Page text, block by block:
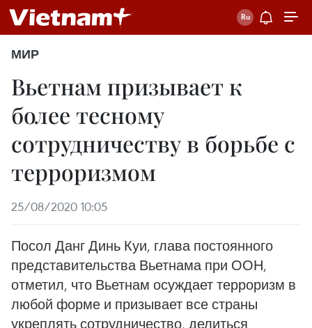
МИР
Вьетнам призывает к
более тесному
сотрудничеству в борьбе с
терроризмом
25/08/2020 10:05
Посол Данг Динь Куи, глава постоянного
представительства Вьетнама при ООН,
отметил, что Вьетнам осуждает терроризм в
любой форме и призывает все страны
укреплять сотрудничество, делиться